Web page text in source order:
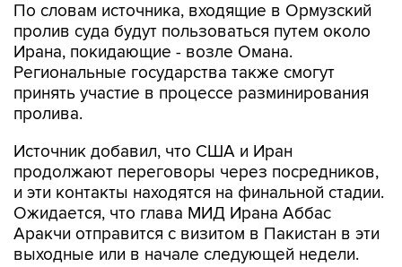
По словам источника, входящие в Ормузский
пролив суда будут пользоваться путем около
Ирана, покидающие - возле Омана.
Региональные государства также смогут
принять участие в процессе разминирования
пролива.
Источник добавил, что США и Иран
продолжают переговоры через посредников,
и эти контакты находятся на финальной стадии.
Ожидается, что глава МИД Ирана Аббас
Аракчи отправится с визитом в Пакистан в эти
выходные или в начале следующей недели.